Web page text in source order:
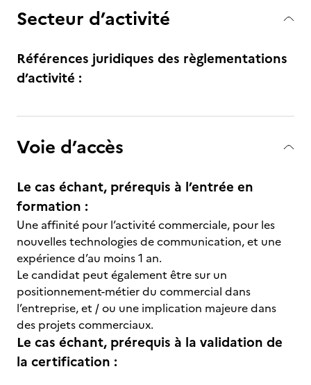
Secteur d’activité
Références juridiques des règlementations
d’activité :
Voie d’accès
Le cas échant, prérequis à l’entrée en
formation :
Une affinité pour l’activité commerciale, pour les
nouvelles technologies de communication, et une
expérience d’au moins 1 an.
Le candidat peut également être sur un
positionnement-métier du commercial dans
l’entreprise, et / ou une implication majeure dans
des projets commerciaux.
Le cas échant, prérequis à la validation de
la certification :